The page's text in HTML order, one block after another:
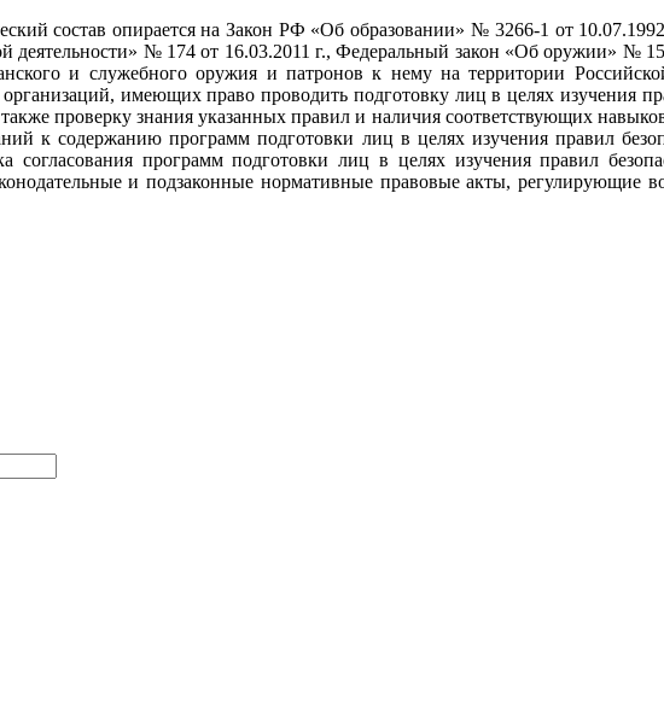
состав опирается на Закон РФ «Об образовании» № 3266-1 от 10.07.1992
деятельности» № 174 от 16.03.2011 г., Федеральный закон «Об оружии» №
и служебного оружия и патронов к нему на территории
имеющих право проводить подготовку лиц в целях изучения
проверку знания указанных правил и наличия соответствую­щих
к содержанию программ подготов­ки лиц в целях изучения правил
согласования программ подготовки лиц в целях изучения правил
и подзаконные нормативные правовые акты, регулирующие